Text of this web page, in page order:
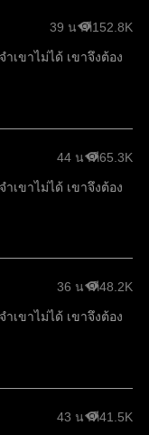
39 นาที152.8K
ขาไม่ได้ เขาจึงต้อง
44 นาที65.3K
ขาไม่ได้ เขาจึงต้อง
36 นาที48.2K
ขาไม่ได้ เขาจึงต้อง
43 นาที41.5K